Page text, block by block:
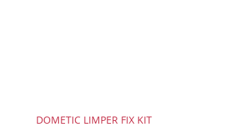
DOMETIC LIMPER FIX KIT